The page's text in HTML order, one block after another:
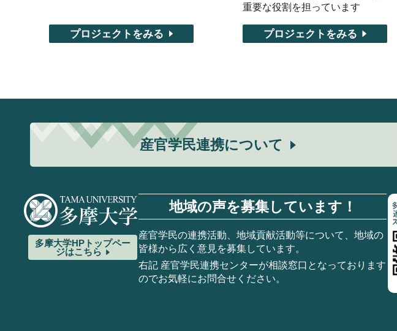
プロジェクトをみる
重要な役割を担っています
プロジェクトをみる
産官学民連携について
地域の声を募集しています！
産官学民の連携活動、地域貢献活動等について、地域の
皆様から広く意見を募集しています。
右記 産官学民連携センターが相談窓口となっております
のでお気軽にお問合せください。
多摩大学HPトップペー
ジはこちら